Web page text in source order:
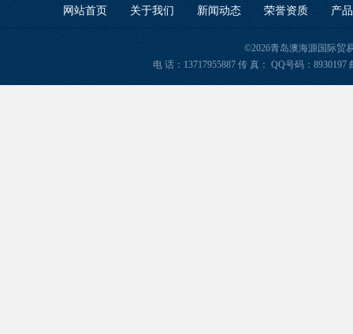
网站首页 关于我们 新闻动态 荣誉资质 产
©2026青岛澳海源国际贸
电 话：13717955887 传 真： QQ号码：